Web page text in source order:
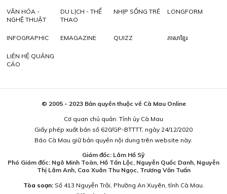
VĂN HÓA -
NGHỆ THUẬT
DU LỊCH - THỂ
THAO
NHỊP SỐNG TRẺ LONGFORM
INFOGRAPHIC EMAGAZINE QUIZZ ភាសាខ្មែរ
LIÊN HỆ QUẢNG
CÁO
© 2005 - 2023 Bản quyền thuộc về Cà Mau Online
Cơ quan chủ quản: Tỉnh ủy Cà Mau
Giấy phép xuất bản số 620/GP-BTTTT, ngày 24/12/2020
Báo Cà Mau giữ bản quyền nội dung trên website này.
Giám đốc: Lâm Hồ Sỹ
Phó Giám đốc: Ngô Minh Toàn, Hồ Tấn Lộc, Nguyễn Quốc Danh, Nguyễn
Thị Lâm Anh, Cao Xuân Thu Ngọc, Trương Văn Tuấn
Tòa soạn:Số 413 Nguyễn Trãi, Phường An Xuyên, tỉnh Cà Mau.